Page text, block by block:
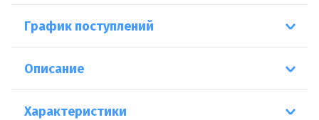
График поступлений
Описание
Характеристики